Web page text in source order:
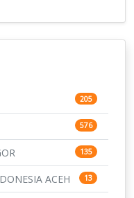
205
576
135
ACEH 13